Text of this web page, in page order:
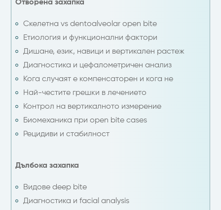
Отворена захапка
Скелетна vs dentoalveolar open bite
Етиология и функционални фактори
Дишане, език, навици и вертикален растеж
Диагностика и цефалометричен анализ
Кога случаят е компенсаторен и кога не
Най-честите грешки в лечението
Контрол на вертикалното измерение
Биомеханика при open bite cases
Рецидиви и стабилност
Дълбока захапка
Видове deep bite
Диагностика и facial analysis